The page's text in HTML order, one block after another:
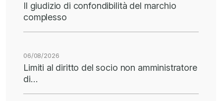
Il giudizio di confondibilità del marchio
complesso
06/08/2026
Limiti al diritto del socio non amministratore
di…